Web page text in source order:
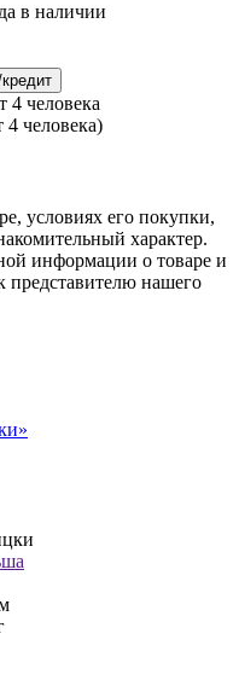
в наличии
4 человека
4 человека)
условиях его покупки,
характер.
информации о товаре и
представителю нашего